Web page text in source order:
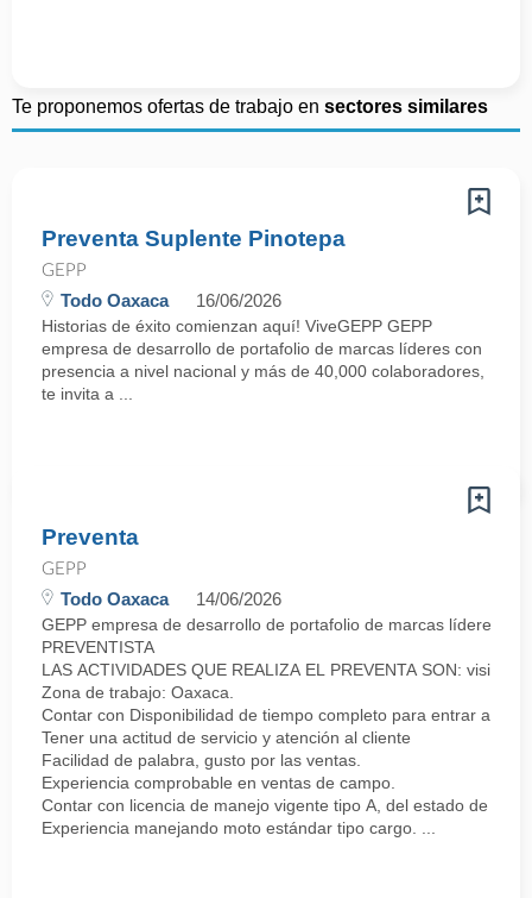
Te proponemos ofertas de trabajo en sectores similares
Preventa Suplente Pinotepa
GEPP
Todo Oaxaca 16/06/2026
Historias de éxito comienzan aquí! ViveGEPP GEPP
empresa de desarrollo de portafolio de marcas líderes con
presencia a nivel nacional y más de 40,000 colaboradores,
te invita a ...
Preventa
GEPP
Todo Oaxaca 14/06/2026
GEPP empresa de desarrollo de portafolio de marcas líderes
PREVENTISTA
LAS ACTIVIDADES QUE REALIZA EL PREVENTA SON:
Zona de trabajo: Oaxaca.
Contar con Disponibilidad de tiempo completo para entrar a
Tener una actitud de servicio y atención al cliente
Facilidad de palabra, gusto por las ventas.
Experiencia comprobable en ventas de campo.
Contar con licencia de manejo vigente tipo A, del estado de
Experiencia manejando moto estándar tipo cargo. ...